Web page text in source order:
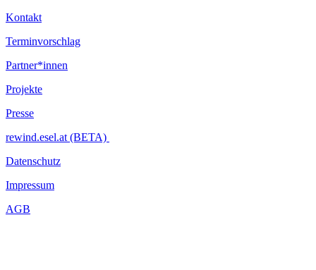
Kontakt
Terminvorschlag
Partner*innen
Projekte
Presse
rewind.esel.at (BETA)
Datenschutz
Impressum
AGB